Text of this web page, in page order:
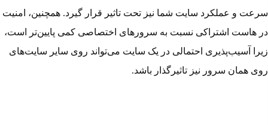
سرعت و عملکرد سایت شما نیز تحت تاثیر قرار گیرد. همچنین، امنیت
در هاست اشتراکی نسبت به سرورهای اختصاصی کمی پایین‌تر است،
زیرا آسیب‌پذیری احتمالی در یک سایت می‌تواند روی سایر سایت‌های
روی همان سرور نیز تاثیرگذار باشد.